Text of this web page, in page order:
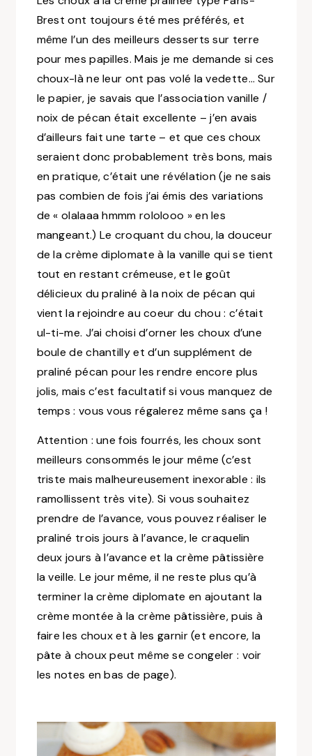
Brest ont toujours été mes préférés, et
même l’un des meilleurs desserts sur terre
pour mes papilles. Mais je me demande si ces
choux-là ne leur ont pas volé la vedette… Sur
le papier, je savais que l’association vanille /
noix de pécan était excellente – j’en avais
d’ailleurs fait une tarte – et que ces choux
seraient donc probablement très bons, mais
en pratique, c’était une révélation (je ne sais
pas combien de fois j’ai émis des variations
de « olalaaa hmmm rololooo » en les
mangeant.) Le croquant du chou, la douceur
de la crème diplomate à la vanille qui se tient
tout en restant crémeuse, et le goût
délicieux du praliné à la noix de pécan qui
vient la rejoindre au coeur du chou : c’était
ul-ti-me. J’ai choisi d’orner les choux d’une
boule de chantilly et d’un supplément de
praliné pécan pour les rendre encore plus
jolis, mais c’est facultatif si vous manquez de
temps : vous vous régalerez même sans ça !
Attention : une fois fourrés, les choux sont
meilleurs consommés le jour même (c’est
triste mais malheureusement inexorable : ils
ramollissent très vite). Si vous souhaitez
prendre de l’avance, vous pouvez réaliser le
praliné trois jours à l’avance, le craquelin
deux jours à l’avance et la crème pâtissière
la veille. Le jour même, il ne reste plus qu’à
terminer la crème diplomate en ajoutant la
crème montée à la crème pâtissière, puis à
faire les choux et à les garnir (et encore, la
pâte à choux peut même se congeler : voir
les notes en bas de page).